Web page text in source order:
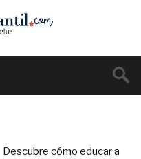
Descubre cómo educar a